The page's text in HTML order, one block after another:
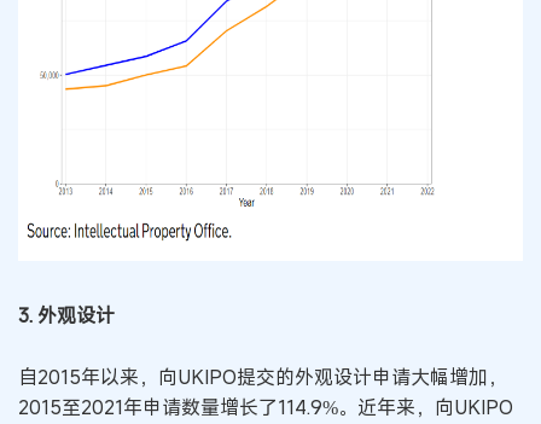
3. 外观设计
自2015年以来，向UKIPO提交的外观设计申请大幅增加，
2015至2021年申请数量增长了114.9%。近年来，向UKIPO